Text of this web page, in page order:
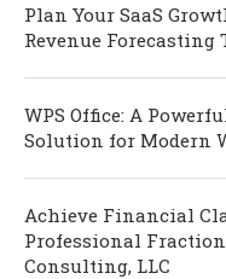
Plan Your SaaS
Revenue Forecasting
WPS Office: A
Solution for Modern
Achieve Financial
Professional
Consulting, LLC